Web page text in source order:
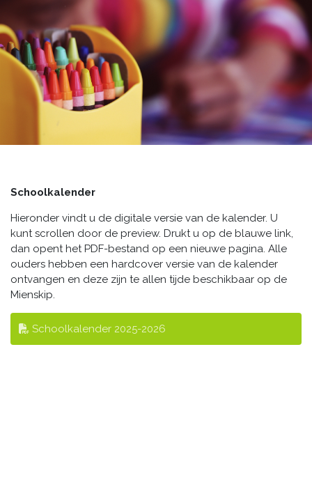
Schoolkalender
Hieronder vindt u de digitale versie van de kalender. U
kunt scrollen door de preview. Drukt u op de blauwe link,
dan opent het PDF-bestand op een nieuwe pagina. Alle
ouders hebben een hardcover versie van de kalender
ontvangen en deze zijn te allen tijde beschikbaar op de
Mienskip.
Schoolkalender 2025-2026